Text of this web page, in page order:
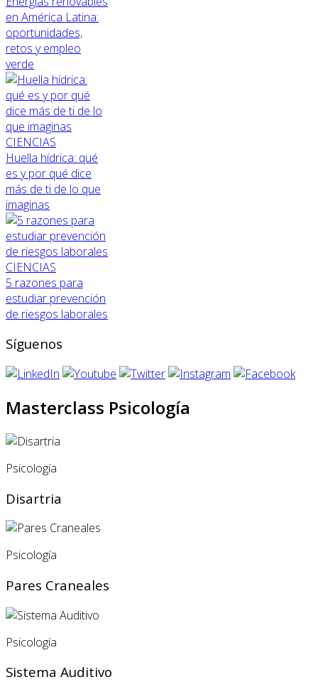
en América Latina:
oportunidades,
retos y empleo
verde
CIENCIAS
Huella hídrica: qué
es y por qué dice
más de ti de lo que
imaginas
CIENCIAS
5 razones para
estudiar prevención
de riesgos laborales
Síguenos
Masterclass Psicología
Psicología
Disartria
Psicología
Pares Craneales
Psicología
Sistema Auditivo